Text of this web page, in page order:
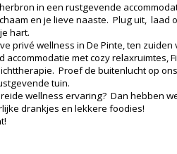
in een rustgevende
en je lieve naaste. Plug uit, laad
hart.
privé wellness in De Pinte, ten
accommodatie met cozy relaxruimtes,
Proef de buitenlucht op
tuin.
wellness ervaring? Dan hebben
drankjes en lekkere foodies!